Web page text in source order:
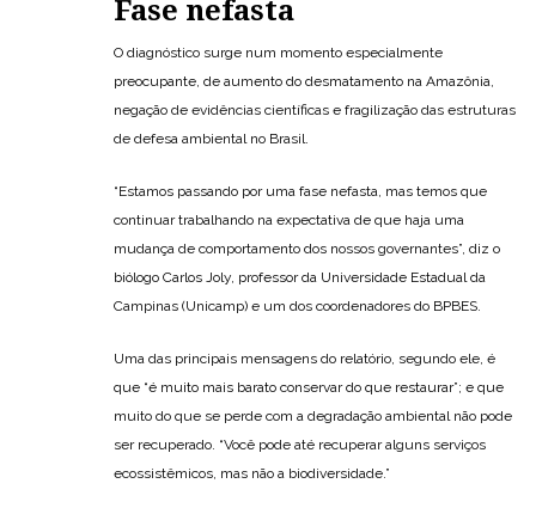
Fase nefasta
O diagnóstico surge num momento especialmente
preocupante, de aumento do desmatamento na Amazônia,
negação de evidências científicas e fragilização das estruturas
de defesa ambiental no Brasil.
“Estamos passando por uma fase nefasta, mas temos que
continuar trabalhando na expectativa de que haja uma
mudança de comportamento dos nossos governantes”, diz o
biólogo Carlos Joly, professor da Universidade Estadual da
Campinas (Unicamp) e um dos coordenadores do BPBES.
Uma das principais mensagens do relatório, segundo ele, é
que “é muito mais barato conservar do que restaurar”; e que
muito do que se perde com a degradação ambiental não pode
ser recuperado. “Você pode até recuperar alguns serviços
ecossistêmicos, mas não a biodiversidade.”